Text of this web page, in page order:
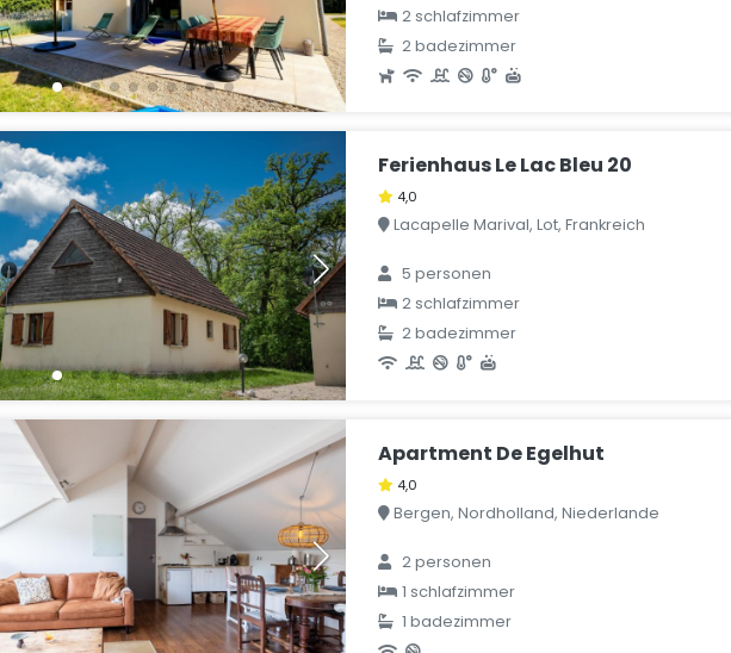
2 schlafzimmer
2 badezimmer
Ferienhaus Le Lac Bleu 20
4,0
Lacapelle Marival, Lot, Frankreich
5 personen
2 schlafzimmer
2 badezimmer
Apartment De Egelhut
4,0
Bergen, Nordholland, Niederlande
2 personen
1 schlafzimmer
1 badezimmer